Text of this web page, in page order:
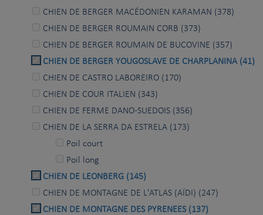
CHIEN DE BERGER MACÉDONIEN KARAMAN (378)
CHIEN DE BERGER ROUMAIN CORB (373)
CHIEN DE BERGER ROUMAIN DE BUCOVINE (357)
CHIEN DE BERGER YOUGOSLAVE DE CHARPLANINA (41)
CHIEN DE CASTRO LABOREIRO (170)
CHIEN DE COUR ITALIEN (343)
CHIEN DE FERME DANO-SUEDOIS (356)
CHIEN DE LA SERRA DA ESTRELA (173)
Poil court
Poil long
CHIEN DE LEONBERG (145)
CHIEN DE MONTAGNE DE L'ATLAS (AÏDI) (247)
CHIEN DE MONTAGNE DES PYRENEES (137)